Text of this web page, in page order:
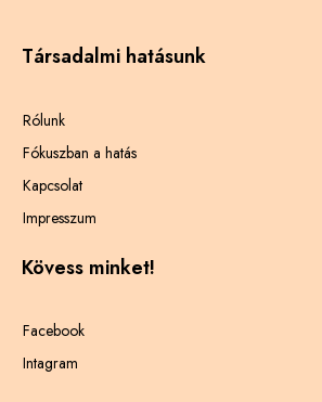
Társadalmi hatásunk
Rólunk
Fókuszban a hatás
Kapcsolat
Impresszum
Kövess minket!
Facebook
Intagram